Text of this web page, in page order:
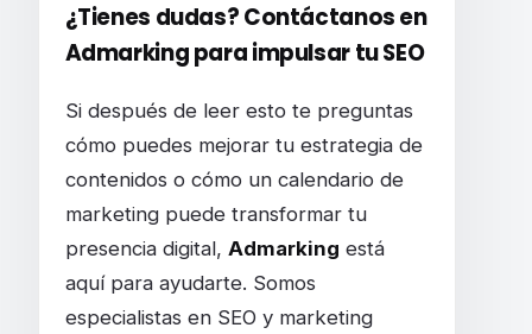
¿Tienes dudas? Contáctanos en
Admarking para impulsar tu SEO
Si después de leer esto te preguntas
cómo puedes mejorar tu estrategia de
contenidos o cómo un calendario de
marketing puede transformar tu
presencia digital, Admarking está
aquí para ayudarte. Somos
especialistas en SEO y marketing